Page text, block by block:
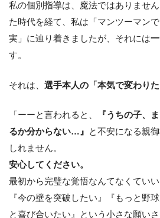
私の個別指導は、魔法ではありませ
た時代を経て、私は「マンツーマン
実」に辿り着きましたが、それには
す。
それは、 選手本人の「本気で変わり
「ーーと言われると、
『うちの子、
るか分からない…』
と不安になる親
しれません。
安心してください。
最初から完璧な覚悟なんてなくていい
『今の壁を突破したい』『もっと野
と喜び合いたい』という小さな願いさ